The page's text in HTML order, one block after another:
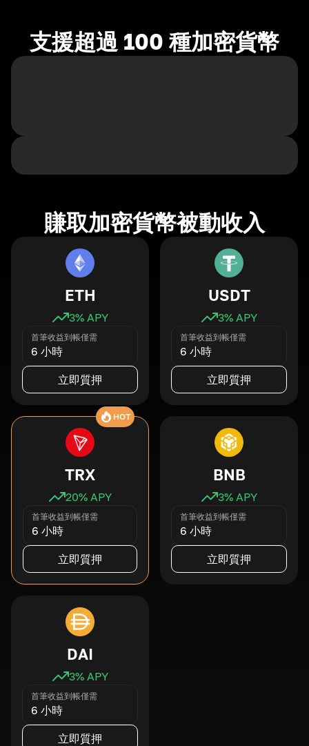
支援超過 100 種加密貨幣
賺取加密貨幣被動收入
ETH
3% APY
首筆收益到帳僅需
6 小時
立即質押
USDT
3% APY
首筆收益到帳僅需
6 小時
立即質押
HOT
TRX
20% APY
首筆收益到帳僅需
6 小時
立即質押
BNB
3% APY
首筆收益到帳僅需
6 小時
立即質押
DAI
3% APY
首筆收益到帳僅需
6 小時
立即質押